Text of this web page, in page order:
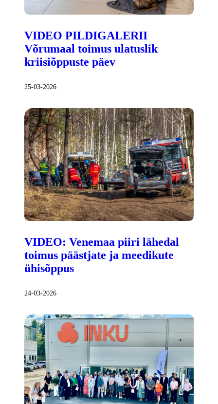
VIDEO PILDIGALERII
Võrumaal toimus ulatuslik
kriisiõppuste päev
25-03-2026
VIDEO: Venemaa piiri lähedal
toimus päästjate ja meedikute
ühisõppus
24-03-2026